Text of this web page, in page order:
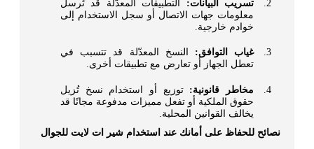
تسريب البيانات: التطبيقات المعدّلة قد تُرسل
معلومات جهات الاتصال أو سجل الاستخدام إلى
خوادم خارجية.
غياب التوافق: النسخ المعدّلة قد تتسبب في
تعطل الجهاز أو تعارض مع تطبيقات أخرى.
مخاطر قانونية: توزيع أو استخدام نسخ تُزيل
حقوق الملكية أو تفعل مميزات مدفوعة مجانًا قد
يخالف القوانين المحلية.
نصائح للحفاظ على أمانك عند استخدام شير ات لايت للجوال